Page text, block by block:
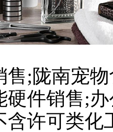
售;陇南宠
硬件销售;
含许可类